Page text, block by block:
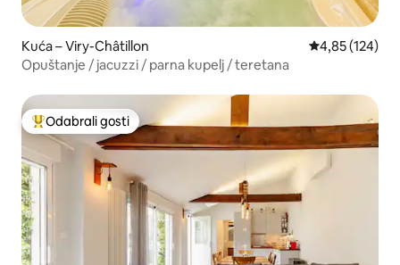
Kuća – Viry-Châtillon Prosječna
4,85 (124)
Opuštanje / jacuzzi / parna kupelj / teretana
Među najviše rangiranima s oznakom „Odabrali gosti”
Odabrali gosti